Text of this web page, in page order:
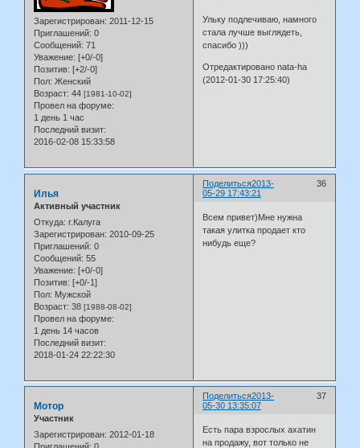
Зарегистрирован: 2011-12-15
Приглашений: 0
Сообщений: 71
Уважение: [+0/-0]
Позитив: [+2/-0]
Пол: Женский
Возраст: 44 [1981-10-02]
Провел на форуме:
1 день 1 час
Последний визит:
2016-02-08 15:33:58
Ульку подлечиваю, намного
стала лучше выглядеть,
спасибо )))
Отредактировано nata-ha
(2012-01-30 17:25:40)
Поделиться 36
2013-
05-29 17:43:21
Илья
Активный участник
Откуда: г.Калуга
Зарегистрирован: 2010-09-25
Приглашений: 0
Сообщений: 55
Уважение: [+0/-0]
Позитив: [+0/-1]
Пол: Мужской
Возраст: 38 [1988-08-02]
Провел на форуме:
1 день 14 часов
Последний визит:
2018-01-24 22:22:30
Всем привет)Мне нужна
такая улитка продает кто
нибудь еще?
Поделиться 37
2013-
05-30 13:35:07
Мотор
Участник
Зарегистрирован: 2012-01-18
Есть пара взрослых ахатин
на продажу, вот только не